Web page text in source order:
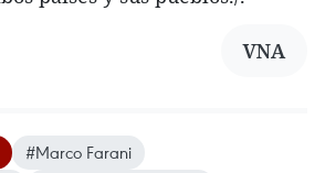
VNA
#Marco Farani